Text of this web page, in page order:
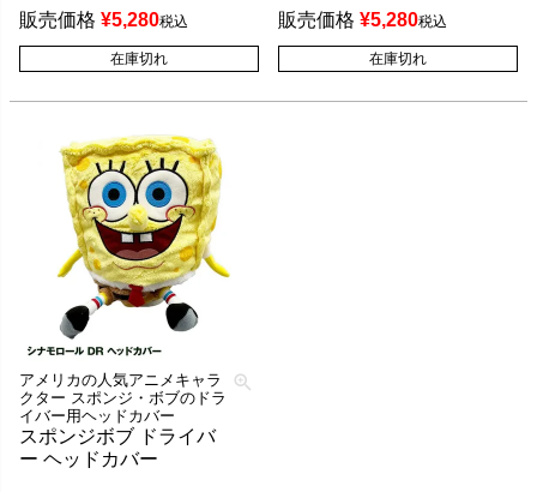
販売価格 ¥5,280税込
在庫切れ
販売価格 ¥5,280税込
在庫切れ
アメリカの人気アニメキャラ
クター スポンジ・ボブのドラ
イバー用ヘッドカバー
スポンジボブ ドライバ
ー ヘッドカバー